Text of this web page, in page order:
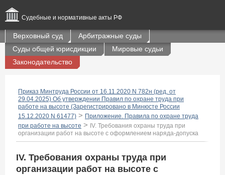
Судебные и нормативные акты РФ
Верховный суд
Арбитражные суды
Суды общей юрисдикции
Мировые судьи
Законодательство
Приказ Минтруда России от 16.11.2020 N 782н (ред. от
29.04.2025) Об утверждении Правил по охране труда при
работе на высоте (Зарегистрировано в Минюсте России
15.12.2020 N 61477) > Приложение. Правила по охране труда
при работе на высоте > IV. Требования охраны труда при
организации работ на высоте с оформлением наряда-допуска
IV. Требования охраны труда при
организации работ на высоте с